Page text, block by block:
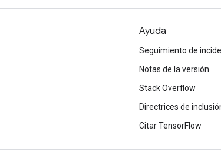
Ayuda
Seguimiento de
Notas de la versión
Stack Overflow
Directrices de
Citar TensorFlow